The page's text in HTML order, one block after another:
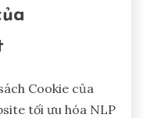
Cookie của
tối ưu hóa NLP